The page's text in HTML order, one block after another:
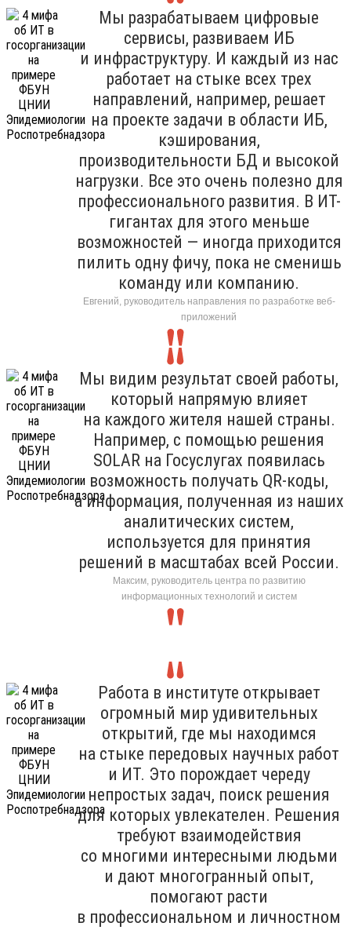
Мы разрабатываем цифровые
сервисы, развиваем ИБ
и инфраструктуру. И каждый из нас
работает на стыке всех трех
направлений, например, решает
на проекте задачи в области ИБ,
кэширования,
производительности БД и высокой
нагрузки. Все это очень полезно для
профессионального развития. В ИТ-
гигантах для этого меньше
возможностей — иногда приходится
пилить одну фичу, пока не сменишь
команду или компанию.
Евгений, руководитель направления по разработке веб-
приложений
Мы видим результат своей работы,
который напрямую влияет
на каждого жителя нашей страны.
Например, с помощью решения
SOLAR на Госуслугах появилась
возможность получать QR-коды,
а информация, полученная из наших
аналитических систем,
используется для принятия
решений в масштабах всей России.
Максим, руководитель центра по развитию
информационных технологий и систем
Работа в институте открывает
огромный мир удивительных
открытий, где мы находимся
на стыке передовых научных работ
и ИТ. Это порождает череду
непростых задач, поиск решения
для которых увлекателен. Решения
требуют взаимодействия
со многими интересными людьми
и дают многогранный опыт,
помогают расти
в профессиональном и личностном